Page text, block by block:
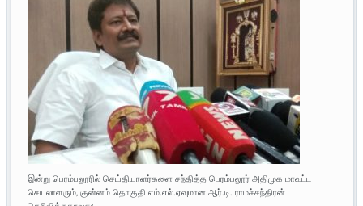
இன்று பெரம்பலூரில் செய்தியாளர்களை சந்தித்த பெரம்பலூர் அதிமுக மாவட்ட
செயலாளரும், குன்னம் தொகுதி எம்.எல்.ஏவுமான ஆர்.டி. ராமச்சந்திரன்